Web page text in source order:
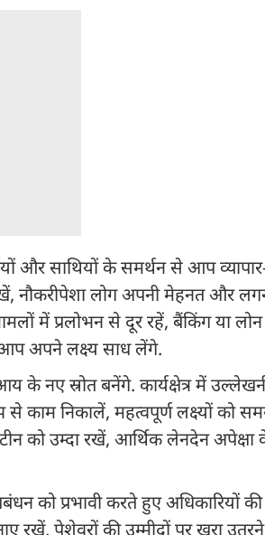
और साथियों के समर्थन से आप
नौकरीपेशा लोग अपनी मेहनत और
में प्रलोभन से दूर रहें, बैंकिंग या
अपने लक्ष्य साध लेंगे.
नए स्रोत बनेंगे. कार्यक्षेत्र में
काम निकालें, महत्वपूर्ण लक्ष्यों को
को उम्दा रखें, आर्थिक लेनदेन
को प्रभावी करते हुए अधिकारियों
रखें, पेशेवरों की उम्मीदों पर खरा